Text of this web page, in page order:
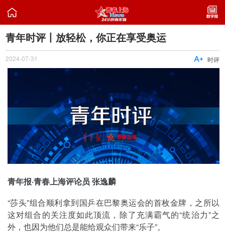

青年时评丨放轻松，你正在享受奥运
2024-07-31 时评

青年报·青春上海评论员 张逸麟
“莎头”组合顺利拿到国乒在巴黎奥运会的首枚金牌，之所以
这对组合的关注度如此顶流，除了充满霸气的“统治力”之
外，也因为他们总是能给观众们带来“乐子”。